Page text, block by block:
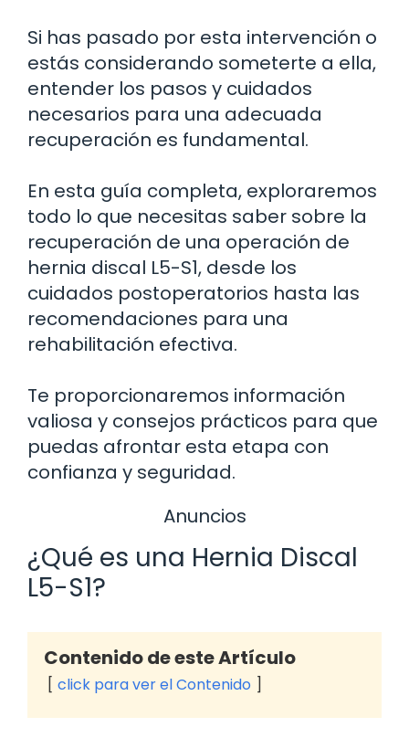
Si has pasado por esta intervención o
estás considerando someterte a ella,
entender los pasos y cuidados
necesarios para una adecuada
recuperación es fundamental.
En esta guía completa, exploraremos
todo lo que necesitas saber sobre la
recuperación de una operación de
hernia discal L5-S1, desde los
cuidados postoperatorios hasta las
recomendaciones para una
rehabilitación efectiva.
Te proporcionaremos información
valiosa y consejos prácticos para que
puedas afrontar esta etapa con
confianza y seguridad.
Anuncios
¿Qué es una Hernia Discal
L5-S1?
Contenido de este Artículo
click para ver el Contenido